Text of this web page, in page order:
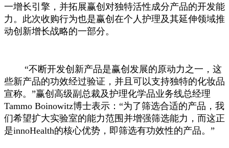
一增长引擎，并拓展赢创对独特活性成分产品的开发能
力。此次收购行为也是赢创在个人护理及其延伸领域推
动创新增长战略的一部分。
“不断开发创新产品是赢创发展的原动力之一，这
些新产品的功效经过验证，并且可以支持独特的化妆品
宣称。”赢创高级副总裁及护理化学品业务线总经理
Tammo Boinowitz博士表示：“为了筛选合适的产品，我
们希望扩大实验室的能力范围并增强筛选能力，而这正
是innoHealth的核心优势，即筛选有功效性的产品。”